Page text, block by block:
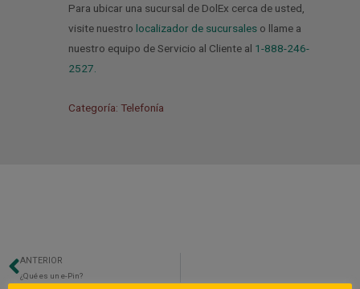
Para ubicar una sucursal de DolEx cerca de usted,
visite nuestro localizador de sucursales o llame a
nuestro equipo de Servicio al Cliente al 1-888-246-
2527.
Categoría: Telefonía
Previo
ANTERIOR
¿Qué es un e-Pin?